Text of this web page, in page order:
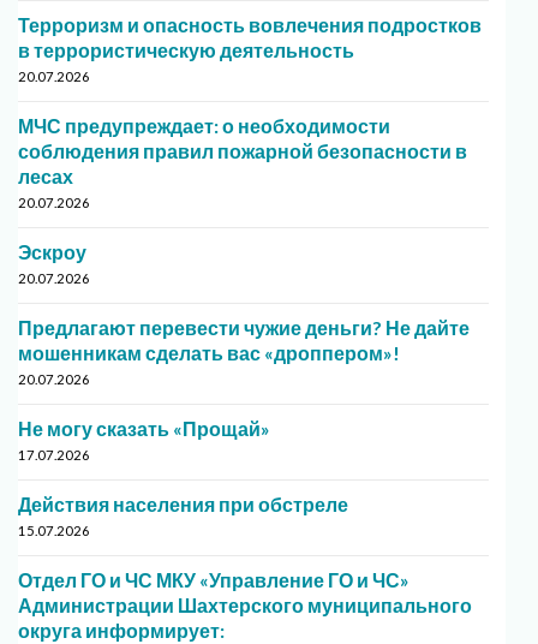
Терроризм и опасность вовлечения подростков
в террористическую деятельность
20.07.2026
МЧС предупреждает: о необходимости
соблюдения правил пожарной безопасности в
лесах
20.07.2026
Эскроу
20.07.2026
Предлагают перевести чужие деньги? Не дайте
мошенникам сделать вас «дроппером»!
20.07.2026
Не могу сказать «Прощай»
17.07.2026
Действия населения при обстреле
15.07.2026
Отдел ГО и ЧС МКУ «Управление ГО и ЧС»
Администрации Шахтерского муниципального
округа информирует: